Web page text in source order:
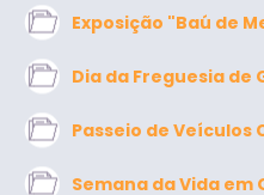
Exposição "Baú de
Dia da Freguesia de
Passeio de Veículos
Semana da Vida em